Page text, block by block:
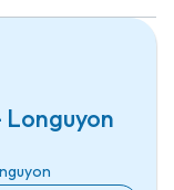
Longuyon